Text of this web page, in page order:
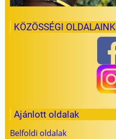
KÖZÖSSÉGI OLDALAINK
Ajánlott oldalak
Belfoldi oldalak